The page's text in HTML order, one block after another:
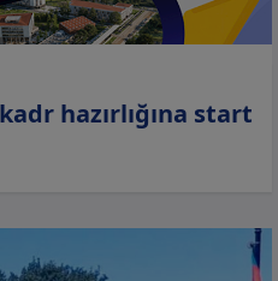
hazırlığına start